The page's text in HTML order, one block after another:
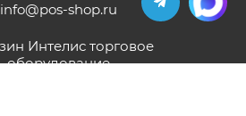
info@pos-shop.ru
Интелис торговое
оборудование